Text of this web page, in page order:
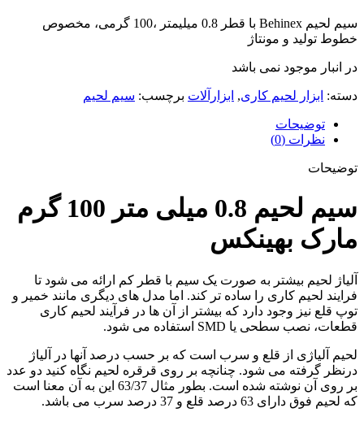
سیم لحیم Behinex با قطر 0.8 میلیمتر ،100 گرمی، مخصوص
خطوط تولید و مونتاژ
در انبار موجود نمی باشد
دسته: ابزار لحیم کاری, ابزارآلات برچسب: سیم لحیم
توضیحات
نظرات (0)
توضیحات
سیم لحیم 0.8 میلی متر 100 گرم
مارک بهینکس
آلیاژ لحیم بیشتر به صورت یک سیم با قطر کم ارائه می شود تا
فرایند لحیم کاری را ساده تر کند. اما مدل های دیگری مانند خمیر و
توپ قلع نیز وجود دارد که بیشتر از آن ها در فرآیند لحیم کاری
قطعات، نصب سطحی یا SMD استفاده می شود.
لحیم آلیاژی از قلع و سرب است که بر حسب درصد آنها در آلیاژ
درنظر گرفته می شود. چنانچه بر روی قرقره لحیم نگاه کنید دو عدد
بر روی آن نوشته شده است. بطور مثال 63/37 این به آن معنا است
که لحیم فوق دارای 63 درصد قلع و 37 درصد سرب می باشد.